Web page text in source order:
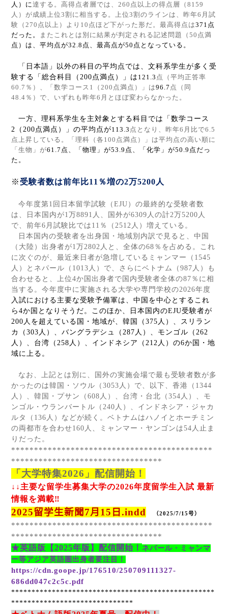
人）に達する。高得点者層では、 260 点以上の得点層（ 8159
人）が成績上位3割に相当する。上位3割のラインは、昨年6 月試
験（ 270 点以上）より 10 点ほど下がった形だ。最高得点は371 点
だった。
またこれとは別に結果が判定される記述問題（ 50 点満
点）は、平均点が32.8 点、最高点が50 点となっている。
「日本語」以外の科目の平均点では、文科系学生が多く受
験する「総合科目（ 200点満点）」は 121.3 点（平均正答率
60.7 ％）、「数学コース 1 （ 200 点満点）」は96.7 点（同
48.4 ％）で、いずれも昨年6 月とほぼ変わらなかった。
一方、理科系学生を主対象とする科目では「数学コース
2 （ 200点満点）」の平均点が113.3 点となり、昨年6 月比で6.5
点上昇している。「理科（各 100 点満点）」は平均点の高い順に
「生物」が61.7 点、「物理」が53.9 点、「化学」が50.9 点だっ
た。
※ 受験者数は前年比11 ％増の2万5200 人
今年度第1 回日本留学試験（ EJU ）の最終的な受験者数
は、日本国内が1万8891 人、国外が6309 人の計2万5200 人
で、前年6 月試験比では 11 ％（ 2512 人）増えている。
日本国内の受験者を出身国・地域別内訳で見ると、中国
（大陸）出身者が1万2802 人と、全体の68 ％を占める。これ
に次ぐのが、最近来日者が急増しているミャンマー（ 1545
人）とネパール（ 1013 人）で、さらにベトナム（ 987 人）も
合わせると、上位4か国出身者で国内受験者全体の87 ％に相
当する。今年度中に実施される大学や専門学校の2026年度
入試における主要な受験予備軍は、中国を中心とするこれ
ら 4か国となりそうだ。このほか、日本国内のEJU受験者が
200 人を超えている国・地域が、韓国（ 375 人）、スリラン
カ（ 303 人）、バングラデシュ（ 287 人）、モンゴル（ 262
人）、台湾（ 258 人）、インドネシア（ 212 人）の6か国・地
域に上る。
なお、上記とは別に、国外の実施会場で最も受験者数が多
かったのは韓国・ソウル（ 3053 人）で、以下、香港（ 1344
人）、韓国・プサン（ 608 人）、台湾・台北（ 354 人）、モ
ンゴル・ウランバートル（ 240 人）、インドネシア・ジャカ
ルタ（ 136 人）などが続く。ベトナムはハノイとホーチミン
の両都市を合わせ160 人、ミャンマー・ヤンゴンは54 人止ま
りだった。
********************************************
*********************************
「大学特集2026 」配信開始！
↓↓主要な留学生募集大学の2026年度留学生入試 最新
情報を満載‼
2025留学生新聞 7月 15 日 .indd （2025/7/15号）
********************************************
*********************************
★英語版【2025年版】配信開始！ ネパール・ミャンマ
ー等アジア英語圏出身者要注目！
https://cdn.goope.jp/176510/250709111327-
686dd047c2c5c.pdf
**************************************************
******************************